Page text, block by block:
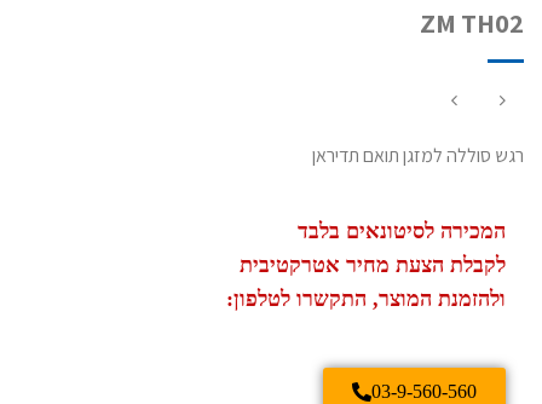
ZM TH02
רגש סוללה למזגן תואם תדיראן
המכירה לסיטונאים בלבד
לקבלת הצעת מחיר אטרקטיבית
ולהזמנת המוצר, התקשרו לטלפון:
03-9-560-560